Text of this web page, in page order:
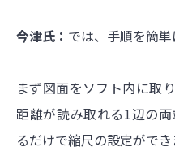
今津氏： では、手順を簡単
まず図面をソフト内に取
距離が読み取れる1辺の
るだけで縮尺の設定ができ